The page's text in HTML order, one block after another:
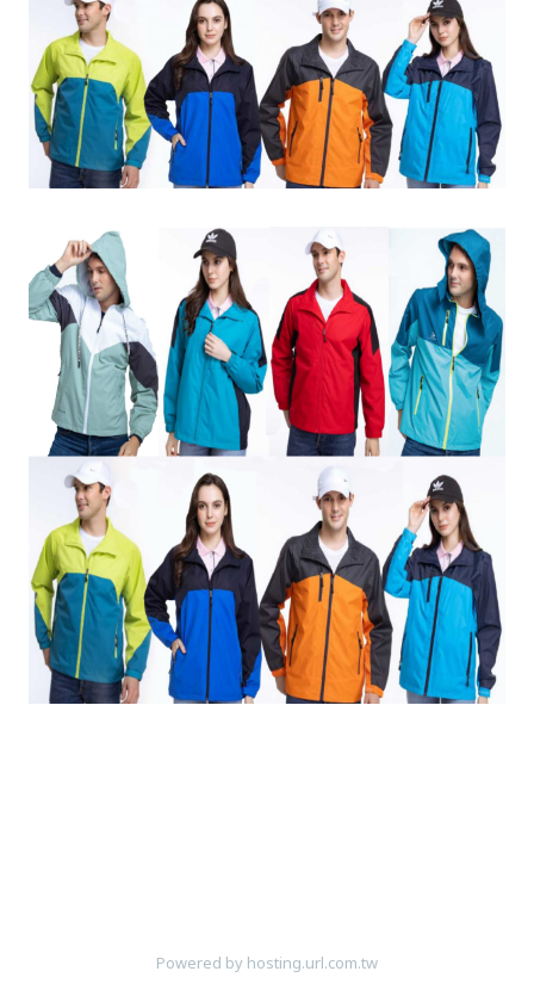
Powered by hosting.url.com.tw